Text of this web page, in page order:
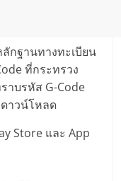
กฐานทางทะเบียน
ที่กระทรวง
าบรหัส G-Code
าวน์โหลด
Store และ App